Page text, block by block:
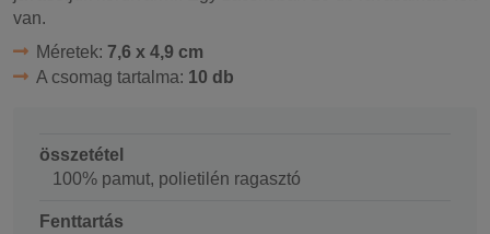
van.
Méretek: 7,6 x 4,9 cm
A csomag tartalma: 10 db
összetétel
100% pamut, polietilén ragasztó
Fenttartás